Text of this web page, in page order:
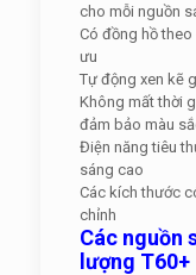
cho mỗi nguồn
Có đồng hồ
ưu
Tự động xen kẽ
Không mất thời
đảm bảo màu
Điện năng tiêu
sáng cao
Các kích thước
chỉnh
Các nguồn
lượng T60+